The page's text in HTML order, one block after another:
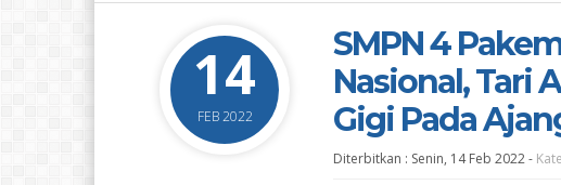
14
FEB 2022
SMPN 4
Nasional, Tari
Gigi Pada
Diterbitkan : Senin, 14 Feb 2022-